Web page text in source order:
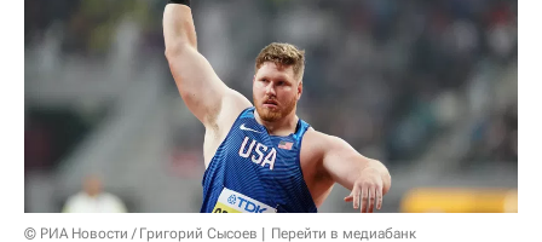
© РИА Новости / Григорий Сысоев Перейти в медиабанк